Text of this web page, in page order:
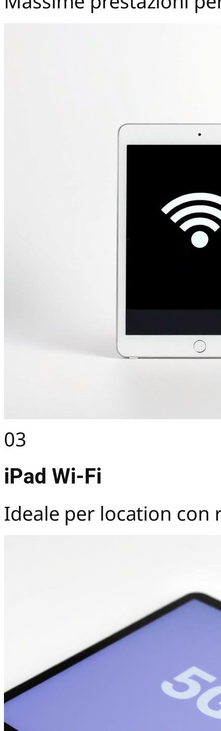
03
iPad Wi-Fi
Ideale per location con